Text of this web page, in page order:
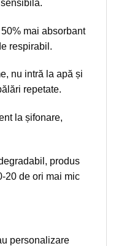
mai absorbant
respirabil.
nu intră la apă și
repetate.
la șifonare,
produs
20 de ori mai mic
personalizare